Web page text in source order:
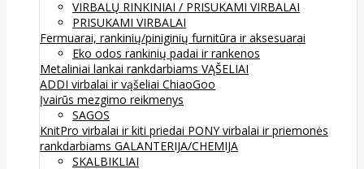
VIRBALŲ RINKINIAI / PRISUKAMI VIRBALAI
PRISUKAMI VIRBALAI
Fermuarai, rankinių/piniginių furnitūra ir aksesuarai
Eko odos rankinių padai ir rankenos
Metaliniai lankai rankdarbiams VĄŠELIAI
ADDI virbalai ir vąšeliai ChiaoGoo
Įvairūs mezgimo reikmenys
SAGOS
KnitPro virbalai ir kiti priedai PONY virbalai ir priemonės
rankdarbiams GALANTERIJA/CHEMIJA
SKALBIKLIAI